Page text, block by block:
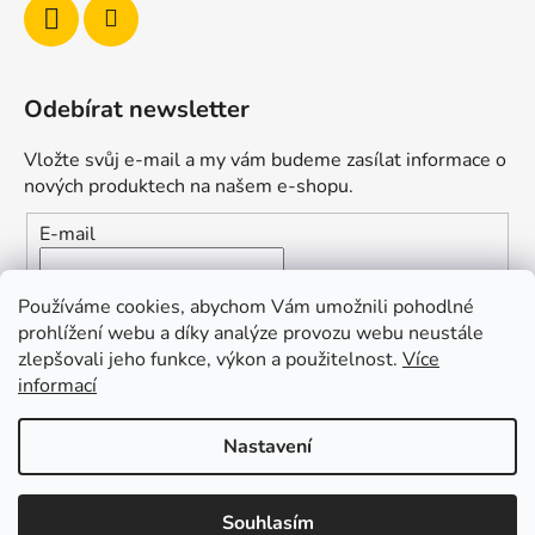
Používáme cookies, abychom Vám umožnili pohodlné
prohlížení webu a díky analýze provozu webu neustále
zlepšovali jeho funkce, výkon a použitelnost. Více
informací
Nastavení
Souhlasím
Odebírat newsletter
Vložte svůj e-mail a my vám budeme zasílat informace o
nových produktech na našem e-shopu.
E-mail
Vložením e-mailu souhlasíte s
podmínkami ochrany
osobních údajů
PŘIHLÁSIT SE
Vytvořil Shoptet
Duofishing. Všechna práva vyhrazena.